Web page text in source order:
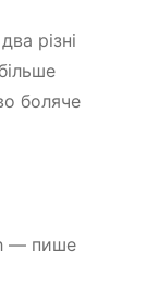
різні
боляче
— пише